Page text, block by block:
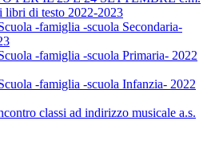
libri di testo 2022-2023
-famiglia -scuola Secondaria-
-famiglia -scuola Primaria- 2022
-famiglia -scuola Infanzia- 2022
classi ad indirizzo musicale a.s.